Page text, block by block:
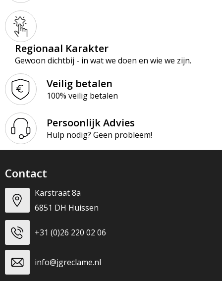
Regionaal Karakter
Gewoon dichtbij - in wat we doen en wie we zijn.
Veilig betalen
100% veilig betalen
Persoonlijk Advies
Hulp nodig? Geen probleem!
Contact
Karstraat 8a
6851 DH Huissen
+31 (0)26 220 02 06
info@jgreclame.nl